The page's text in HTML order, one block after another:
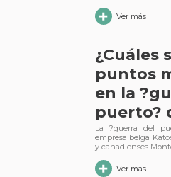
Ver más
¿Cuáles
puntos
en la
puerto?
La ?guerra del
empresa belga
y canadienses
Ver más